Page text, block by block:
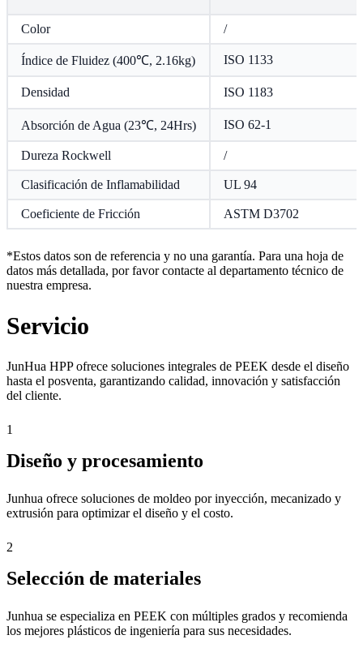
Color /
Índice de Fluidez (400℃, 2.16kg) ISO 1133
Densidad ISO 1183
Absorción de Agua (23℃, 24Hrs) ISO 62-1
Dureza Rockwell /
Clasificación de Inflamabilidad UL 94
Coeficiente de Fricción ASTM D3702
*Estos datos son de referencia y no una garantía. Para una hoja de
datos más detallada, por favor contacte al departamento técnico de
nuestra empresa.
Servicio
JunHua HPP ofrece soluciones integrales de PEEK desde el diseño
hasta el posventa, garantizando calidad, innovación y satisfacción
del cliente.
1
Diseño y procesamiento
Junhua ofrece soluciones de moldeo por inyección, mecanizado y
extrusión para optimizar el diseño y el costo.
2
Selección de materiales
Junhua se especializa en PEEK con múltiples grados y recomienda
los mejores plásticos de ingeniería para sus necesidades.